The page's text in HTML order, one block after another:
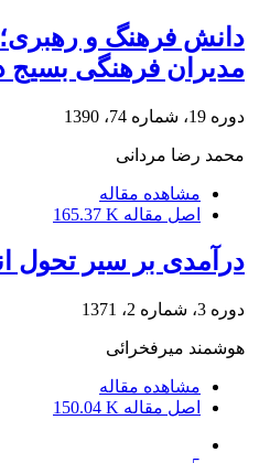
دانش فرهنگ و
مدیران فرهنگی بسیج
دوره 19، شماره 74، 1390
محمد رضا مردانی
مشاهده مقاله
اصل مقاله 165.37 K
درآمدی بر سیر تحول
دوره 3، شماره 2، 1371
هوشمند میرفخرائی
مشاهده مقاله
اصل مقاله 150.04 K